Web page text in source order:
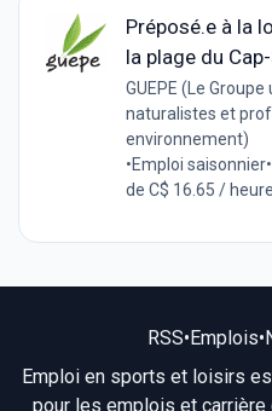
Préposé.e à la
la plage du
GUEPE (Le
naturalistes et
environnement)
•Emploi saisonnier•
de C$ 16.65 / heure
RSS•Emplois•
Emploi en sports et loisirs
pour les emplois et